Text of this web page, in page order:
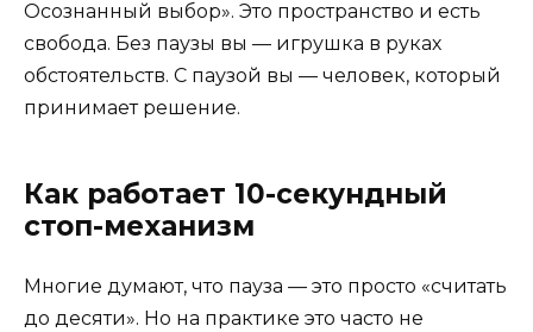
Осознанный выбор». Это пространство и есть
свобода. Без паузы вы — игрушка в руках
обстоятельств. С паузой вы — человек, который
принимает решение.
Как работает 10-секундный
стоп-механизм
Многие думают, что пауза — это просто «считать
до десяти». Но на практике это часто не